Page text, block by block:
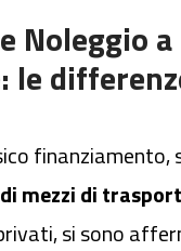
Noleggio
le
mezzi di
si sono